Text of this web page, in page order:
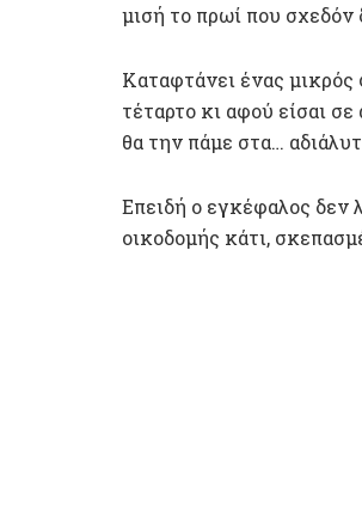
μισή το πρωί που σχεδόν
Καταφτάνει ένας
τέταρτο κι αφού είσαι
θα την πάμε στα…
Επειδή ο εγκέφαλος δεν
οικοδομής κάτι,